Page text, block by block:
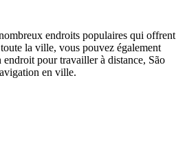
endroits populaires qui offrent
la ville, vous pouvez également
pour travailler à distance, São
en ville.